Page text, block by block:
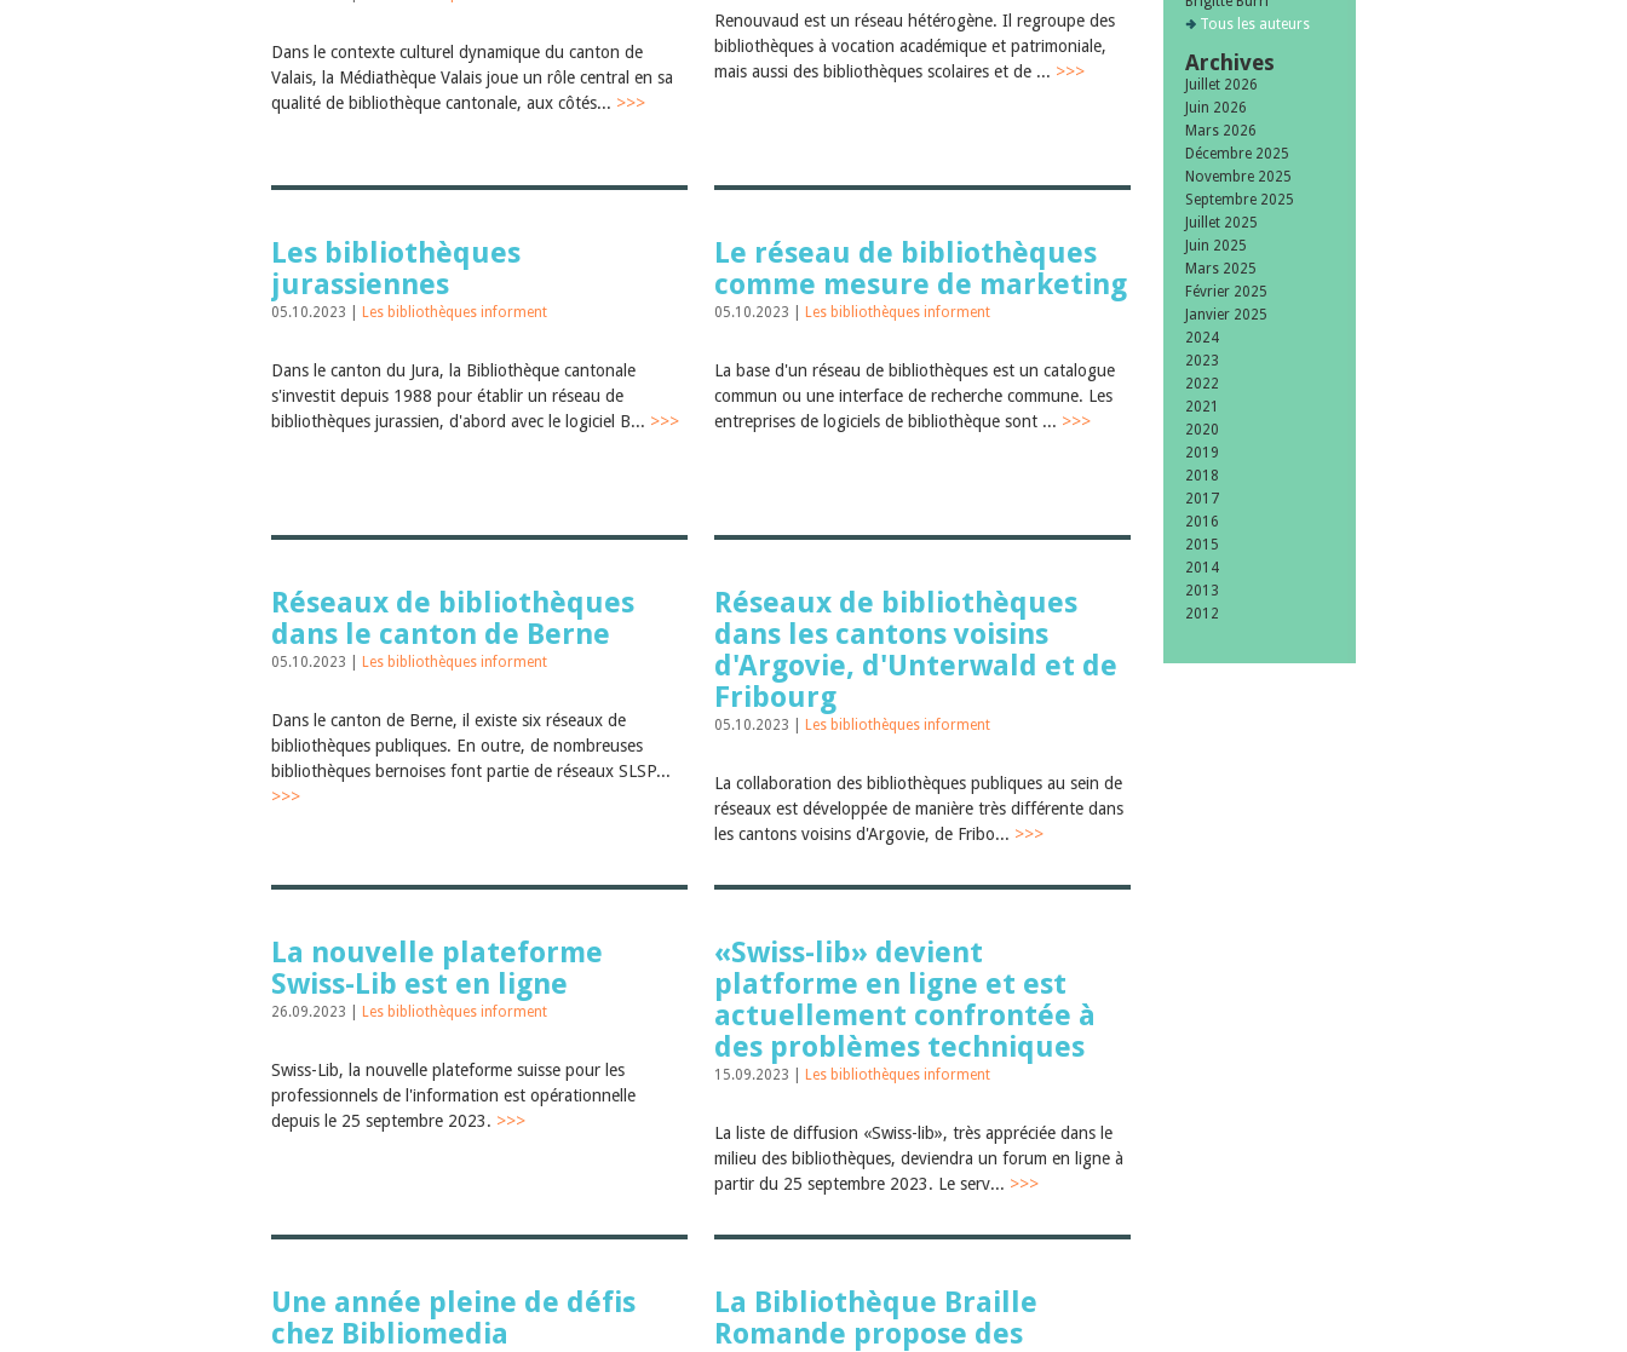
Dans le contexte culturel dynamique du canton de
Valais, la Médiathèque Valais joue un rôle central en sa
qualité de bibliothèque cantonale, aux côtés... >>>
Renouvaud est un réseau hétérogène. Il regroupe des
bibliothèques à vocation académique et patrimoniale,
mais aussi des bibliothèques scolaires et de ... >>>
Les bibliothèques
jurassiennes
05.10.2023 | Les bibliothèques informent
Dans le canton du Jura, la Bibliothèque cantonale
s'investit depuis 1988 pour établir un réseau de
bibliothèques jurassien, d'abord avec le logiciel B... >>>
Le réseau de bibliothèques
comme mesure de marketing
05.10.2023 | Les bibliothèques informent
La base d'un réseau de bibliothèques est un catalogue
commun ou une interface de recherche commune. Les
entreprises de logiciels de bibliothèque sont ... >>>
Réseaux de bibliothèques
dans le canton de Berne
05.10.2023 | Les bibliothèques informent
Dans le canton de Berne, il existe six réseaux de
bibliothèques publiques. En outre, de nombreuses
bibliothèques bernoises font partie de réseaux SLSP...
>>>
Réseaux de bibliothèques
dans les cantons voisins
d'Argovie, d'Unterwald et de
Fribourg
05.10.2023 | Les bibliothèques informent
La collaboration des bibliothèques publiques au sein de
réseaux est développée de manière très différente dans
les cantons voisins d'Argovie, de Fribo... >>>
La nouvelle plateforme
Swiss-Lib est en ligne
26.09.2023 | Les bibliothèques informent
Swiss-Lib, la nouvelle plateforme suisse pour les
professionnels de l'information est opérationnelle
depuis le 25 septembre 2023. >>>
«Swiss-lib» devient
platforme en ligne et est
actuellement confrontée à
des problèmes techniques
15.09.2023 | Les bibliothèques informent
La liste de diffusion «Swiss-lib», très appréciée dans le
milieu des bibliothèques, deviendra un forum en ligne à
partir du 25 septembre 2023. Le serv... >>>
Une année pleine de défis
chez Bibliomedia
La Bibliothèque Braille
Romande propose des
Tous les auteurs
Archives
Juillet 2026
Juin 2026
Mars 2026
Décembre 2025
Novembre 2025
Septembre 2025
Juillet 2025
Juin 2025
Mars 2025
Février 2025
Janvier 2025
2024
2023
2022
2021
2020
2019
2018
2017
2016
2015
2014
2013
2012